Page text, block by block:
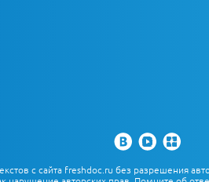
с сайта freshdoc.ru без разрешения